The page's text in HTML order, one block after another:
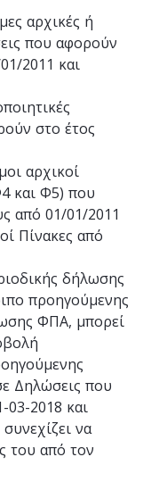
αρχικές ή
που αφορούν
2011 και
στο έτος
αρχικοί
και Φ5) που
από 01/01/2011
Πίνακες από
δήλωσης
προηγούμενης
ΦΠΑ, μπορεί
Δηλώσεις που
03-2018 και
να
του από τον